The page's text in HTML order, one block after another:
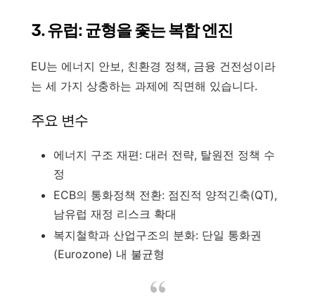
3. 유럽: 균형을 좇는 복합 엔진
EU는 에너지 안보, 친환경 정책, 금융 건전성이라
는 세 가지 상충하는 과제에 직면해 있습니다.
주요 변수
에너지 구조 재편: 대러 전략, 탈원전 정책 수
정
ECB의 통화정책 전환: 점진적 양적긴축(QT),
남유럽 재정 리스크 확대
복지철학과 산업구조의 분화: 단일 통화권
(Eurozone) 내 불균형